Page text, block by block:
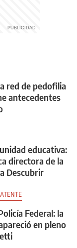
red de pedofilia
antecedentes
educativa:
directora de la
Descubrir
Federal: la
en pleno